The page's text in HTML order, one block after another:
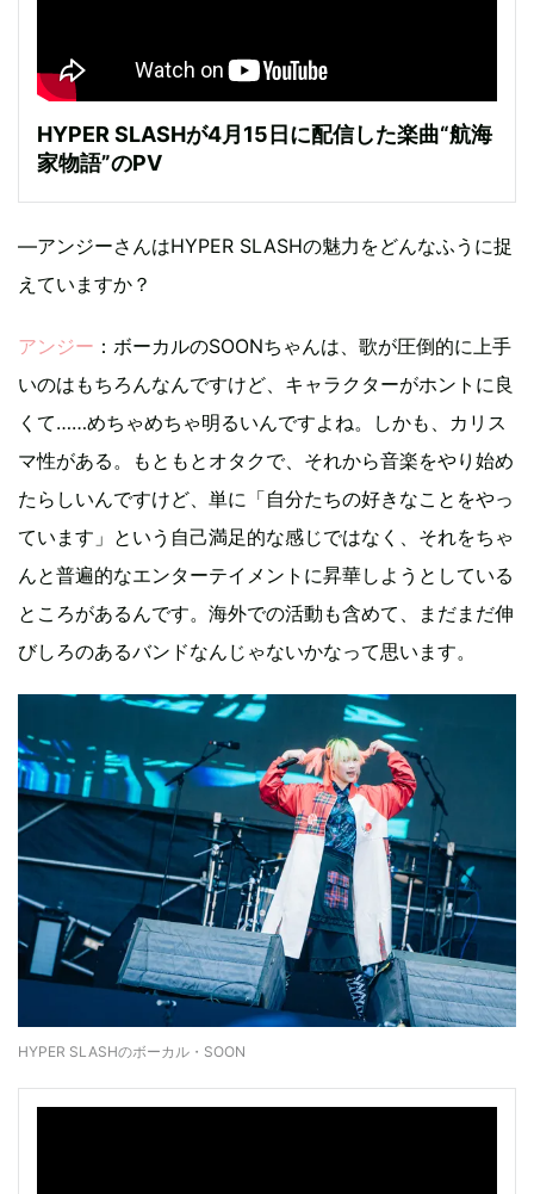
HYPER SLASHが4月15日に配信した楽曲“航海
家物語”のPV
―アンジーさんはHYPER SLASHの魅力をどんなふうに捉
えていますか？
アンジー ：ボーカルのSOONちゃんは、歌が圧倒的に上手
いのはもちろんなんですけど、キャラクターがホントに良
くて……めちゃめちゃ明るいんですよね。しかも、カリス
マ性がある。もともとオタクで、それから音楽をやり始め
たらしいんですけど、単に「自分たちの好きなことをやっ
ています」という自己満足的な感じではなく、それをちゃ
んと普遍的なエンターテイメントに昇華しようとしている
ところがあるんです。海外での活動も含めて、まだまだ伸
びしろのあるバンドなんじゃないかなって思います。
HYPER SLASHのボーカル・SOON